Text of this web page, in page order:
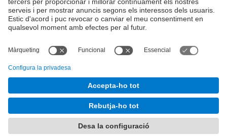
Consell Acadèmic
Claustre Universitari
Consell Social
© UPC
Desenvolupat amb
Mapa del lloc Accessibilitat